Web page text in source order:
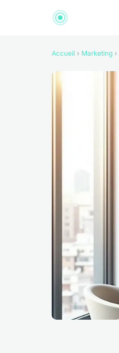
Accueil › Marketing ›